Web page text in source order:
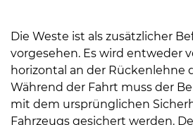
Die Weste ist als zusätzlicher
vorgesehen. Es wird entweder
horizontal an der Rückenlehne
Während der Fahrt muss der
mit dem ursprünglichen
Fahrzeugs gesichert werden.